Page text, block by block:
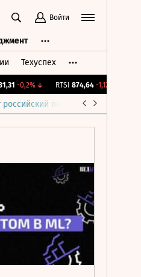
Войти
Техуспех
-0,2%↓ RTSI 874,64 -1,12%↓
парламент